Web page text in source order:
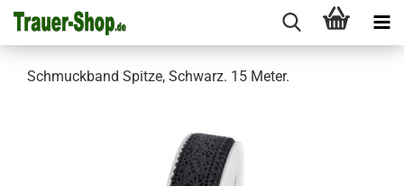
Schmuckband Spitze, Schwarz. 15 Meter.